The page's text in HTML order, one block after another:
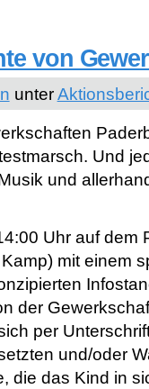
von
unter
Und
und
Uhr auf dem
mit einem
der
per
und/oder
die das Kind in